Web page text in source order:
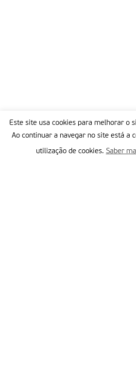
Este site usa cookies para melhorar o
Ao continuar a navegar no site está a
utilização de cookies. Saber